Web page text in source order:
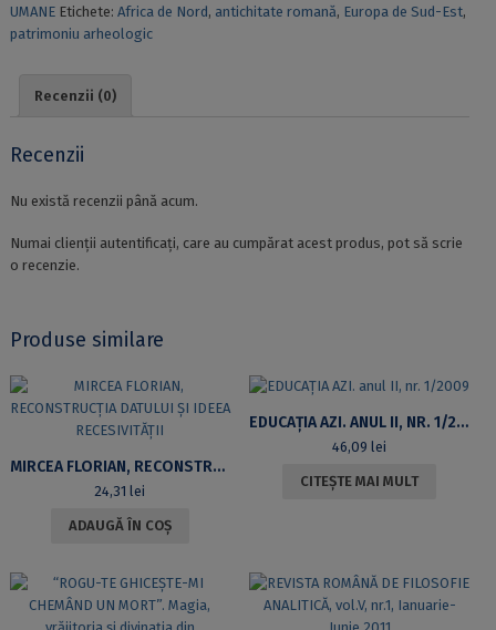
UMANE Etichete: Africa de Nord, antichitate romană, Europa de Sud-Est,
patrimoniu arheologic
Recenzii (0)
Recenzii
Nu există recenzii până acum.
Numai clienții autentificați, care au cumpărat acest produs, pot să scrie
o recenzie.
Produse similare
MIRCEA FLORIAN, RECONSTRUCȚIA DATULUI ȘI IDEEA RECESIVITĂȚII
24,31lei
ADAUGĂ ÎN COȘ
EDUCAȚIA AZI. ANUL II, NR. 1/2009
46,09lei
CITEȘTE MAI MULT